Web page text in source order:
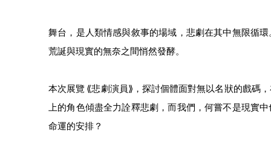
舞台，是人類情感與敘事的場域，悲劇在其中無限循
荒誕與現實的無奈之間悄然發酵。
本次展覽 ⟪悲劇演員⟫ ，探討個體面對無以名狀的戲碼
上的角色傾盡全力詮釋悲劇，而我們，何嘗不是現實
命運的安排？